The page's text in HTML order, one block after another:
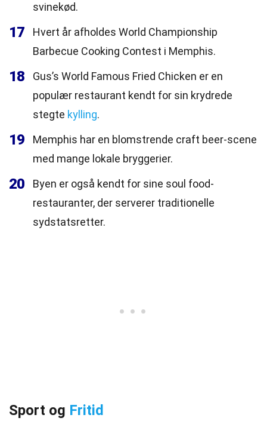
svinekød.
17
Hvert år afholdes World Championship
Barbecue Cooking Contest i Memphis.
18
Gus’s World Famous Fried Chicken er en
populær restaurant kendt for sin krydrede
stegte kylling.
19
Memphis har en blomstrende craft beer-scene
med mange lokale bryggerier.
20
Byen er også kendt for sine soul food-
restauranter, der serverer traditionelle
sydstatsretter.
Sport og Fritid